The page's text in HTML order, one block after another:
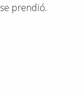
prendió.